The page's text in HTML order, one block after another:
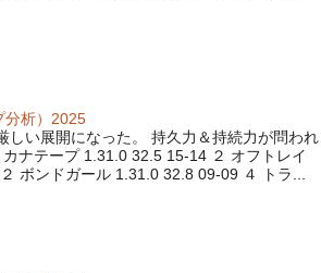
分析）2025
しい展開になった。 持久力＆持続力が問われ
ナテープ 1.31.0 32.5 15-14 ２ オフトレイ
ボンドガール 1.31.0 32.8 09-09 ４ トラ...